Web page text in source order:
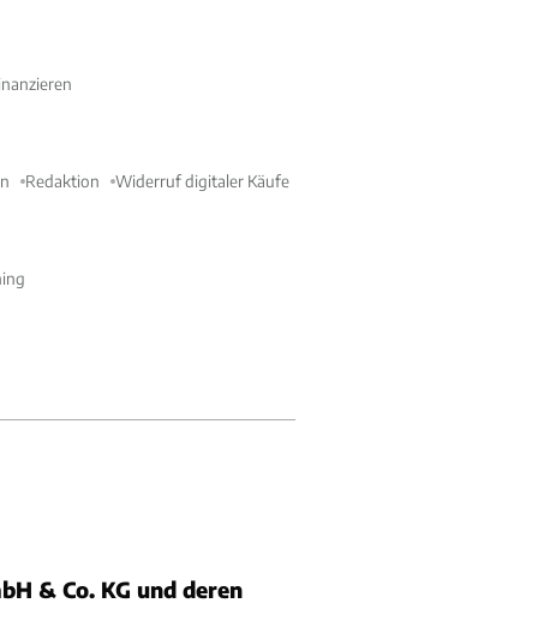
Redaktion Widerruf digitaler Käufe
& Co. KG und deren